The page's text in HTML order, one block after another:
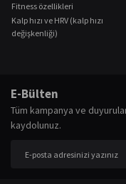
Fitness özellikleri
Kalp hızı ve HRV (kalp hızı
değişkenliği)
iletebilirsiniz.
Görüş ve önerileriniz için
E-Bülten
Tüm kampanya ve
kaydolunuz.